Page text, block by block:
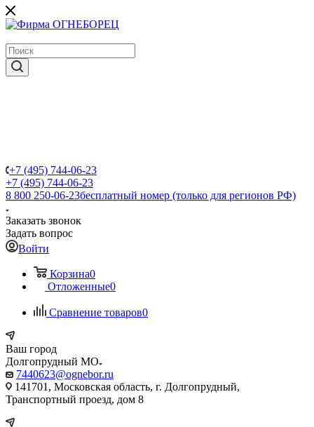
+7 (495) 744-06-23
+7 (495) 744-06-23
8 800 250-06-23бесплатный номер (только для регионов РФ)
Заказать звонок
Задать вопрос
Войти
Корзина0
Отложенные0
Сравнение товаров0
Ваш город
Долгопрудный МО
7440623@ognebor.ru
141701, Московская область, г. Долгопрудный,
Транспортный проезд, дом 8